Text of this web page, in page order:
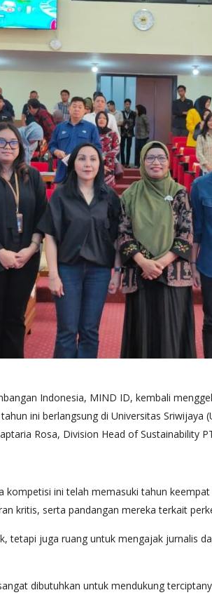
Indonesia, MIND ID, kembali
ini berlangsung di Universitas
Rosa, Division Head of Sustainability
ini telah memasuki tahun
kritis, serta pandangan mereka terkait
tetapi juga ruang untuk mengajak jurnalis
dibutuhkan untuk mendukung